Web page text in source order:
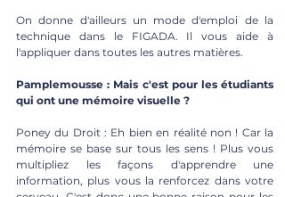
On donne d'ailleurs un mode d'emploi de la
technique dans le FIGADA. Il vous aide à
l'appliquer dans toutes les autres matières.
Pamplemousse : Mais c'est pour les étudiants
qui ont une mémoire visuelle ?
Poney du Droit : Eh bien en réalité non ! Car la
mémoire se base sur tous les sens ! Plus vous
multipliez les façons d'apprendre une
information, plus vous la renforcez dans votre